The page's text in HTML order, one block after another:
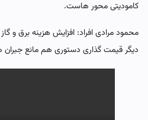
کامودیتی محور هاست.
محمود مرادی افراد: افزایش هزینه برق و
دیگر قیمت گذاری دستوری هم مانع